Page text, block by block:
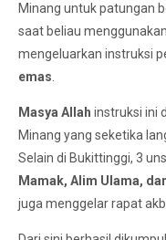
Minang untuk patungan
saat beliau
mengeluarkan instruksi
emas.
Masya Allah instruksi ini
Minang yang seketika
Selain di Bukittinggi, 3
Mamak, Alim Ulama,
juga menggelar rapat